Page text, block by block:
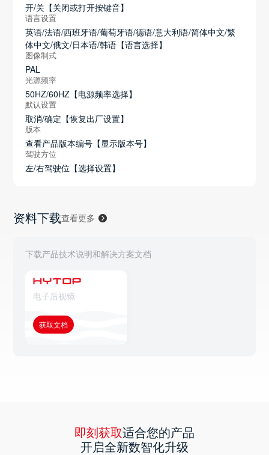
开/关【关闭或打开按键音】
语言设置
英语/法语/西班牙语/葡萄牙语/德语/意大利语/简体中文/繁
体中文/俄文/日本语/韩语【语言选择】
图像制式
PAL
光源频率
50HZ/60HZ【电源频率选择】
默认设置
取消/确定【恢复出厂设置】
版本
查看产品版本编号【显示版本号】
驾驶方位
左/右驾驶位【选择设置】
资料下载查看更多
下载产品技术说明和解决方案文档
电子后视镜
获取文档
即刻获取适合您的产品
开启全新数智化升级